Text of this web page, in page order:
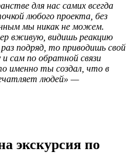
для нас самих всегда
любого проекта, без
мы никак не можем.
вживую, видишь реакцию
подряд, то приводишь свой
и сам по обратной связи
именно ты создал, что в
людей» —
экскурсия по